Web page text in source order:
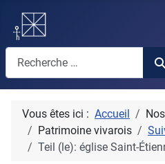
Rechercher
Vous êtes ici : Accueil
Patrimoine vivarois
Teil (le): église Saint-